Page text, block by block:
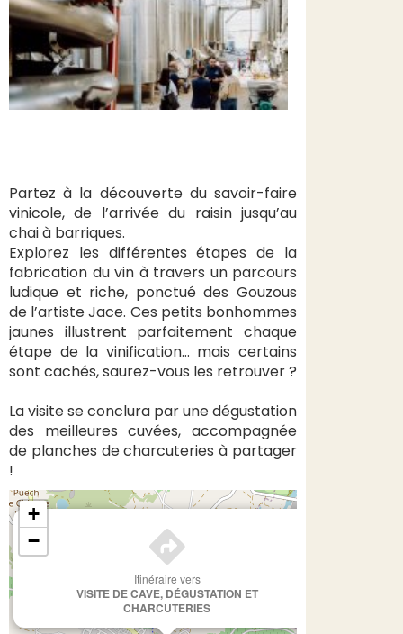
Partez à la découverte du savoir-faire
vinicole, de l’arrivée du raisin jusqu’au
chai à barriques.
Explorez les différentes étapes de la
fabrication du vin à travers un parcours
ludique et riche, ponctué des Gouzous
de l’artiste Jace. Ces petits bonhommes
jaunes illustrent parfaitement chaque
étape de la vinification… mais certains
sont cachés, saurez-vous les retrouver ?
La visite se conclura par une dégustation
des meilleures cuvées, accompagnée
de planches de charcuteries à partager
!
Itinéraire vers
VISITE DE CAVE, DÉGUSTATION ET
CHARCUTERIES
+
−